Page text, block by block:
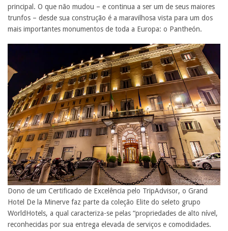
principal. O que não mudou – e continua a ser um de seus maiores
trunfos – desde sua construção é a maravilhosa vista para um dos
mais importantes monumentos de toda a Europa: o Pantheón.
Dono de um Certificado de Excelência pelo TripAdvisor, o Grand
Hotel De la Minerve faz parte da coleção Elite do seleto grupo
WorldHotels, a qual caracteriza-se pelas “propriedades de alto nível,
reconhecidas por sua entrega elevada de serviços e comodidades.